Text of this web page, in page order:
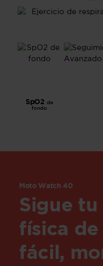
ico
SpO2de
fondo
Moto Watch 40
Sigue tu
física de
fácil,